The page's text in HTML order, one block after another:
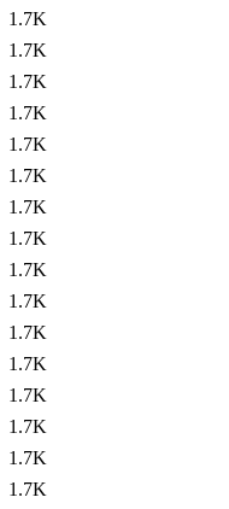
1.7K
1.7K
1.7K
1.7K
1.7K
1.7K
1.7K
1.7K
1.7K
1.7K
1.7K
1.7K
1.7K
1.7K
1.7K
1.7K